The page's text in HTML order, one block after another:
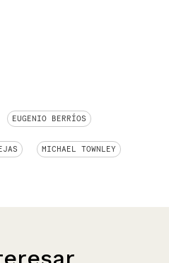
EUGENIO BERRÍOS
MICHAEL TOWNLEY